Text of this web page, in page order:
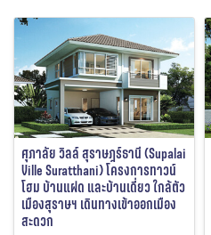
ศุภาลัย วิลล์ สุราษฎร์ธานี (Supalai
Ville Suratthani) โครงการทาวน์
โฮม บ้านแฝด และบ้านเดี่ยว ใกล้ตัว
เมืองสุราษฯ เดินทางเข้าออกเมือง
สะดวก